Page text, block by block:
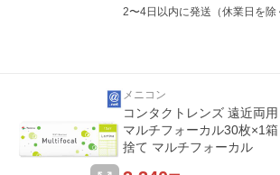
2〜4日以内に発送（休業日を除
メニコン
コンタクトレンズ 遠近両
マルチフォーカル30枚×1
捨て マルチフォーカル